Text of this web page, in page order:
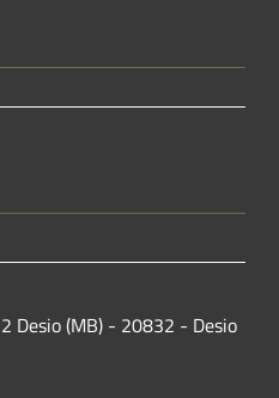
Desio (MB) - 20832 - Desio